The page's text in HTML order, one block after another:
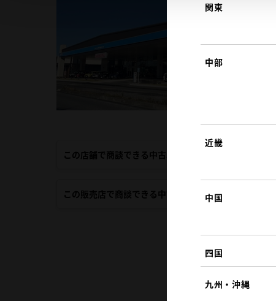
関東
中部
近畿
中国
四国
九州・沖縄
この店舗で商談できる中古車
この販売店で商談できる中古車